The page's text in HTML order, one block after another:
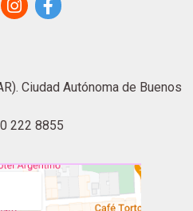
Ciudad Autónoma de Buenos
222 8855